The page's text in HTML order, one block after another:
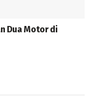
Dua Motor di